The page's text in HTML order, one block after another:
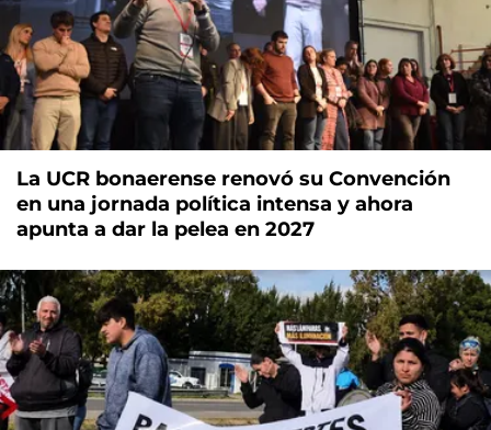
La UCR bonaerense renovó su Convención
en una jornada política intensa y ahora
apunta a dar la pelea en 2027